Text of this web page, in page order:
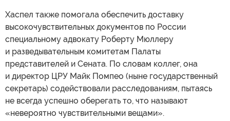
Хаспел также помогала обеспечить доставку
высокочувствительных документов по России
специальному адвокату Роберту Мюллеру
и разведывательным комитетам Палаты
представителей и Сената. По словам коллег, она
и директор ЦРУ Майк Помпео (ныне государственный
секретарь) содействовали расследованиям, пытаясь
не всегда успешно оберегать то, что называют
«невероятно чувствительными вещами».